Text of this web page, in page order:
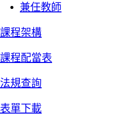
兼任教師
課程架構
課程配當表
法規查詢
表單下載